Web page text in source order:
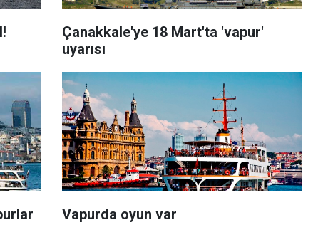
Çanakkale'ye 18 Mart'ta 'vapur'
uyarısı
Vapurda oyun var